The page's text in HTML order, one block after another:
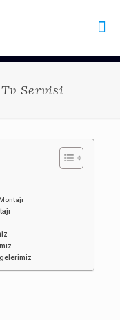
Servisi